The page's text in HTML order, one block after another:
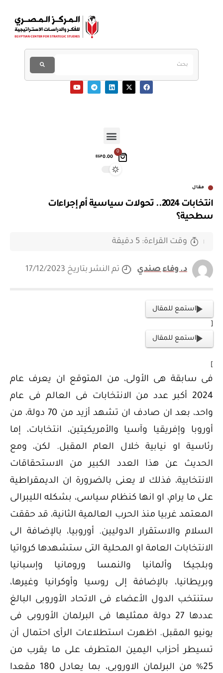
0
EGP0.00
مقال
انتخابات 2024.. تحولات سياسية أم إجراءات
سطحية؟
د. وفاء صندي تم النشر بتاريخ 17/12/2023
وقت القراءة: 5 دقيقة
استمع للمقال
استمع للمقال
فى سابقة هى الأولى، من المتوقع ان يعرف عام
2024 أكبر عدد من الانتخابات فى العالم فى عام
واحد، بعد ان صادف ان تشهد أزيد من 70 دولة، من
أوروبا وإفريقيا وآسيا والأمريكيتين، انتخابات، إما
رئاسية او نيابية خلال العام المقبل. لكن، ومع
الحديث عن هذا العدد الكبير من الاستحقاقات
الانتخابية، فذلك لا يعنى بالضرورة ان الديمقراطية
على ما يرام، او انها كنظام سياسى، بشكله الليبرالى
المعتمد غربيا منذ الحرب العالمية الثانية، قد حققت
السلام والاستقرار الدوليين. أوروبيا، بالإضافة الى
الانتخابات العامة او المحلية التى ستشهدها كرواتيا
وبلجيكا وألمانيا والنمسا ورومانيا وإسبانيا
وبريطانيا، بالإضافة إلى روسيا وأوكرانيا وغيرها،
ستنتخب الدول الأعضاء فى الاتحاد الأوروبى البالغ
عددها 27 دولة ممثليها فى البرلمان الأوروبى فى
يونيو المقبل. اظهرت استطلاعات الرأى احتمال أن
تسيطر أحزاب اليمين المتطرف على ما يقرب من
25% من البرلمان الاوروبى، بما يعادل 180 مقعدا